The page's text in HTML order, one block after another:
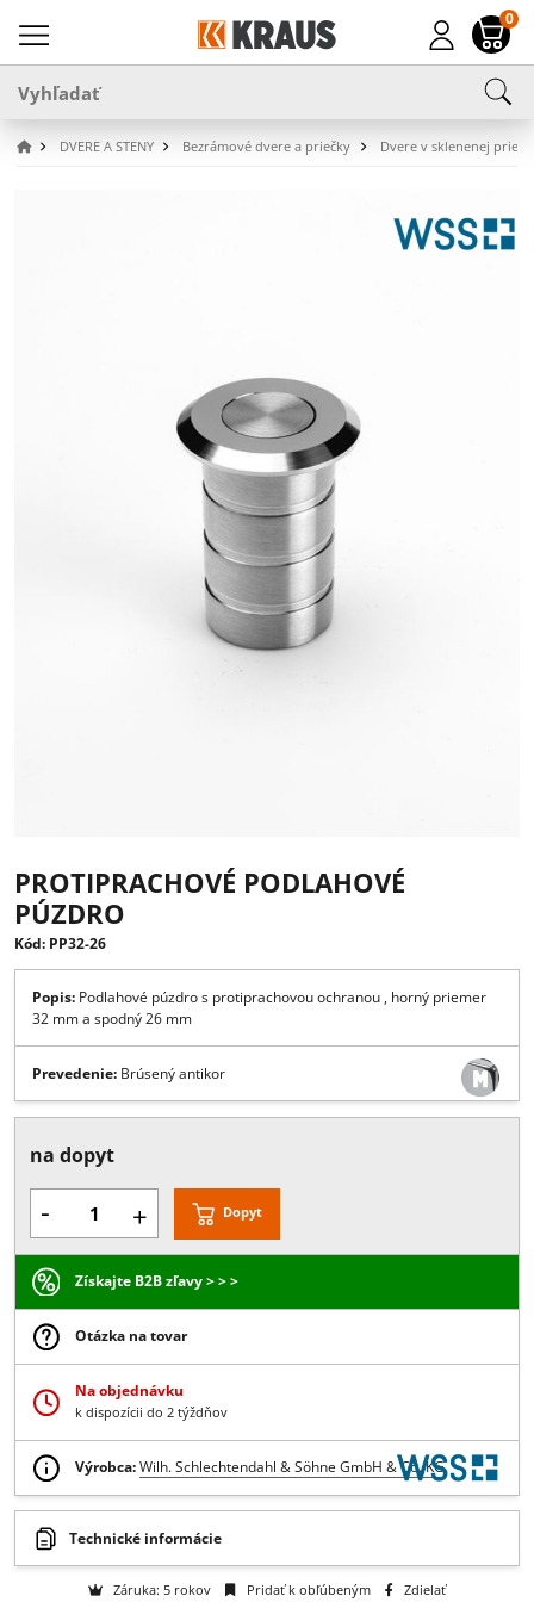
0
DVERE A STENY Bezrámové dvere a priečky Dvere v sklenenej
PROTIPRACHOVÉ PODLAHOVÉ
PÚZDRO
Kód: PP32-26
Popis:Podlahové púzdro s protiprachovou ochranou , horný
Prevedenie:Brúsený antikor
na dopyt
- +
Získajte B2B zľavy > > >
Otázka na tovar
Na objednávku
k dispozícii do 2 týždňov